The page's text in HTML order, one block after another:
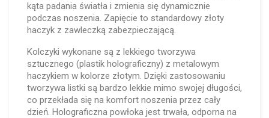
kąta padania światła i zmienia się dynamicznie
podczas noszenia. Zapięcie to standardowy złoty
haczyk z zawleczką zabezpieczającą.
Kolczyki wykonane są z lekkiego tworzywa
sztucznego (plastik holograficzny) z metalowym
haczykiem w kolorze złotym. Dzięki zastosowaniu
tworzywa listki są bardzo lekkie mimo swojej długości,
co przekłada się na komfort noszenia przez cały
dzień. Holograficzna powłoka jest trwała, odporna na